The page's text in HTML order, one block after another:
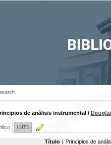
de análisis instrumental /
ISBD
Título : Principios de